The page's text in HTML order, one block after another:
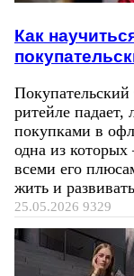
Как
ритейле падает,
покупками в
одна из
всеми его
жить и
25.05.2026 9329